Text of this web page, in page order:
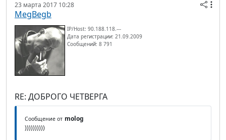
23 марта 2017 10:28
MegBegb
IP/Host: 90.188.118.---
Дата регистрации: 21.09.2009
Сообщений: 8 791
RE: ДОБРОГО ЧЕТВЕРГА
Сообщение от molog
))))))))))